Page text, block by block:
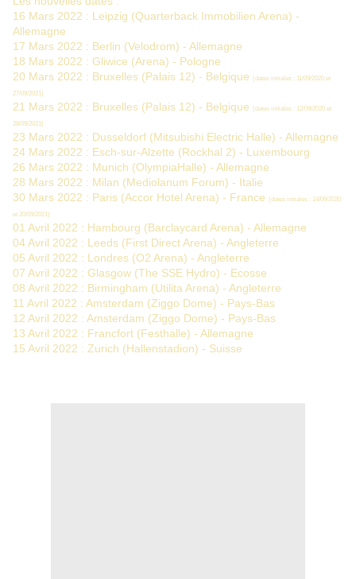
16 Mars 2022 : Leipzig (Quarterback Immobilien Arena) -
Allemagne
17 Mars 2022 : Berlin (Velodrom) - Allemagne
18 Mars 2022 : Gliwice (Arena) - Pologne
20 Mars 2022 : Bruxelles (Palais 12) - Belgique (dates initiales : 11/09/2020 et
27/09/2021)
21 Mars 2022 : Bruxelles (Palais 12) - Belgique (dates initiales : 12/09/2020 et
28/09/2021)
23 Mars 2022 : Dusseldorf (Mitsubishi Electric Halle) - Allemagne
24 Mars 2022 : Esch-sur-Alzette (Rockhal 2) - Luxembourg
26 Mars 2022 : Munich (OlympiaHalle) - Allemagne
28 Mars 2022 : Milan (Mediolanum Forum) - Italie
30 Mars 2022 : Paris (Accor Hotel Arena) - France (dates initiales : 14/09/2020
et 20/09/2021)
01 Avril 2022 : Hambourg (Barclaycard Arena) - Allemagne
04 Avril 2022 : Leeds (First Direct Arena) - Angleterre
05 Avril 2022 : Londres (O2 Arena) - Angleterre
07 Avril 2022 : Glasgow (The SSE Hydro) - Ecosse
08 Avril 2022 : Birmingham (Utilita Arena) - Angleterre
11 Avril 2022 : Amsterdam (Ziggo Dome) - Pays-Bas
12 Avril 2022 : Amsterdam (Ziggo Dome) - Pays-Bas
13 Avril 2022 : Francfort (Festhalle) - Allemagne
15 Avril 2022 : Zurich (Hallenstadion) - Suisse